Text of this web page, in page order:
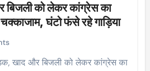
को लेकर कांग्रेस का
घंटो फंसे रहे गाड़िया